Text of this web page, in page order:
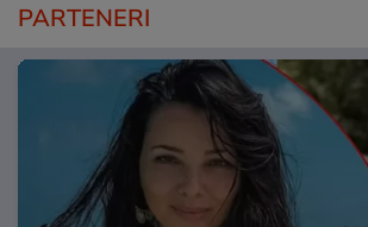
PARTENERI